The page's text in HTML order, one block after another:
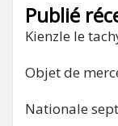
Publié
Kienzle le
Objet de
Nationale